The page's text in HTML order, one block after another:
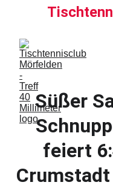
Süßer
feiert